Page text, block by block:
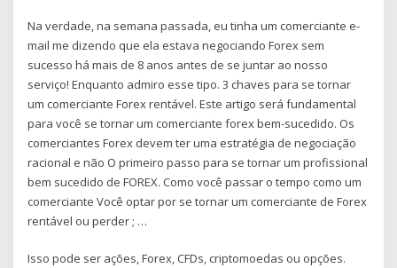
Na verdade, na semana passada, eu tinha um comerciante e-
mail me dizendo que ela estava negociando Forex sem
sucesso há mais de 8 anos antes de se juntar ao nosso
serviço! Enquanto admiro esse tipo. 3 chaves para se tornar
um comerciante Forex rentável. Este artigo será fundamental
para você se tornar um comerciante forex bem-sucedido. Os
comerciantes Forex devem ter uma estratégia de negociação
racional e não O primeiro passo para se tornar um profissional
bem sucedido de FOREX. Como você passar o tempo como um
comerciante Você optar por se tornar um comerciante de Forex
rentável ou perder ; …
Isso pode ser ações, Forex, CFDs, criptomoedas ou opções.